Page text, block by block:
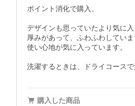
ポイント消化で購入。
デザインも思っていたより気に入
厚みがあって、ふわふわしていま
使い心地が気に入っています。
洗濯するときは、ドライコース
購入した商品